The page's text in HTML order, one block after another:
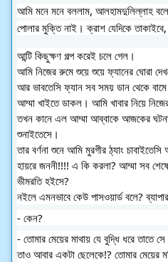
আমি মনে মনে বললাম, আলহামদুলিল্লাহ
পোলার মুক্তি নাই। ক্রাশ যেদিকে
আন্টি কিছুক্ষণ গল্প করেই চলে গেল।
আমি নিজের রুমে শুয়ে শুয়ে ফ্যানের ঘোরা
আর ভাবতেসি ফ্যান সব সময় ডান থেকে
আম্মা খাইতে ডাকল। আমি খাবার নিয়ে
তখন কানে এল আম্মা আব্বাকে আজকের ঘটনা
শুনাইতেসে।
তার বর্ণনা শুনে আমি মুরগীর ঠ্যাং
হায়রে জননী!!!! এ কি করলা? আম্মা সব
ভীমরতি হইসে?
নইলে এমনভাবে কেউ পাসওয়ার্ড বলে?
- কেন?
- তোমার মেয়ের মাথায় যে বুদ্ধি ধরে তাতে
তাও আবার একটা ছেলেকে!? তোমার মেয়ের